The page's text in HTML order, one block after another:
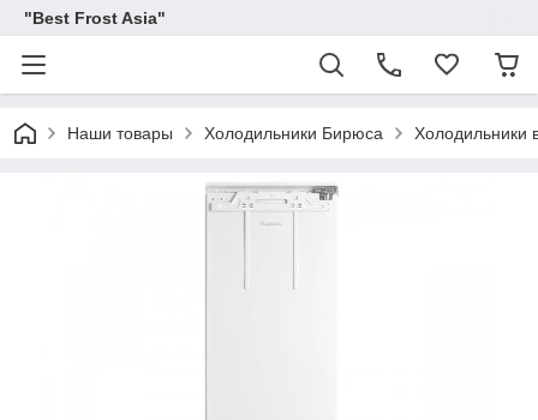
"Best Frost Asia"
Наши товары Холодильники Бирюса Холодильники